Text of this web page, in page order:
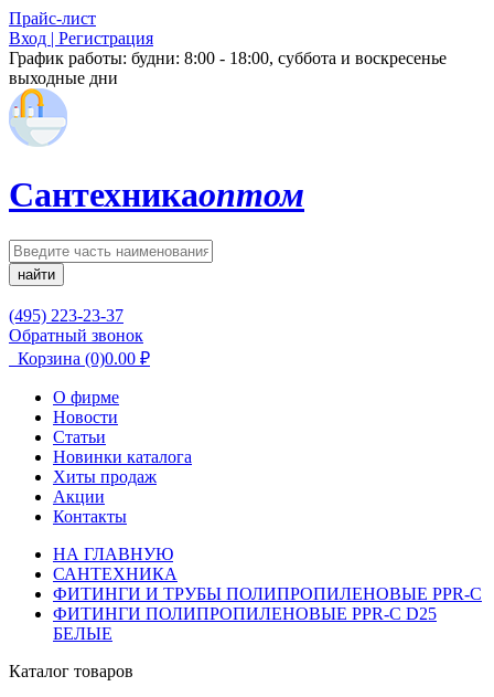
Прайс-лист
Вход | Регистрация
График работы: будни: 8:00 - 18:00, суббота и воскресенье
выходные дни
Сантехникаоптом
найти
(495) 223-23-37
Обратный звонок
Корзина (0)0.00 ₽
О фирме
Новости
Статьи
Новинки каталога
Хиты продаж
Акции
Контакты
НА ГЛАВНУЮ
САНТЕХНИКА
ФИТИНГИ И ТРУБЫ ПОЛИПРОПИЛЕНОВЫЕ PPR-C
ФИТИНГИ ПОЛИПРОПИЛЕНОВЫЕ PPR-C D25
БЕЛЫЕ
Каталог товаров